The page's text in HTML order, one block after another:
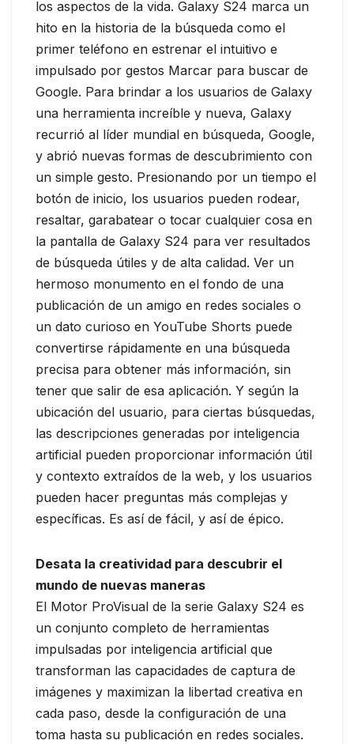
los aspectos de la vida. Galaxy S24 marca un
hito en la historia de la búsqueda como el
primer teléfono en estrenar el intuitivo e
impulsado por gestos Marcar para buscar de
Google. Para brindar a los usuarios de Galaxy
una herramienta increíble y nueva, Galaxy
recurrió al líder mundial en búsqueda, Google,
y abrió nuevas formas de descubrimiento con
un simple gesto. Presionando por un tiempo el
botón de inicio, los usuarios pueden rodear,
resaltar, garabatear o tocar cualquier cosa en
la pantalla de Galaxy S24 para ver resultados
de búsqueda útiles y de alta calidad. Ver un
hermoso monumento en el fondo de una
publicación de un amigo en redes sociales o
un dato curioso en YouTube Shorts puede
convertirse rápidamente en una búsqueda
precisa para obtener más información, sin
tener que salir de esa aplicación. Y según la
ubicación del usuario, para ciertas búsquedas,
las descripciones generadas por inteligencia
artificial pueden proporcionar información útil
y contexto extraídos de la web, y los usuarios
pueden hacer preguntas más complejas y
específicas. Es así de fácil, y así de épico.
Desata la creatividad para descubrir el
mundo de nuevas maneras
El Motor ProVisual de la serie Galaxy S24 es
un conjunto completo de herramientas
impulsadas por inteligencia artificial que
transforman las capacidades de captura de
imágenes y maximizan la libertad creativa en
cada paso, desde la configuración de una
toma hasta su publicación en redes sociales.